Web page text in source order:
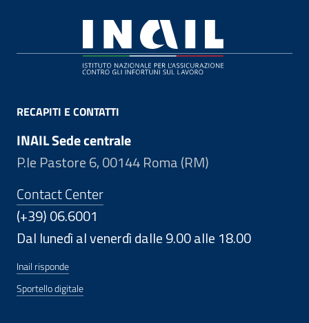
RECAPITI E CONTATTI
INAIL Sede centrale
P.le Pastore 6, 00144 Roma (RM)
Contact Center
(+39) 06.6001
Dal lunedì al venerdì dalle 9.00 alle 18.00
Inail risponde
Sportello digitale